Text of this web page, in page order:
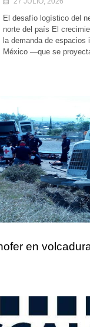
El desafío logístico del
norte del país El
la demanda de espacios
México —que se
en